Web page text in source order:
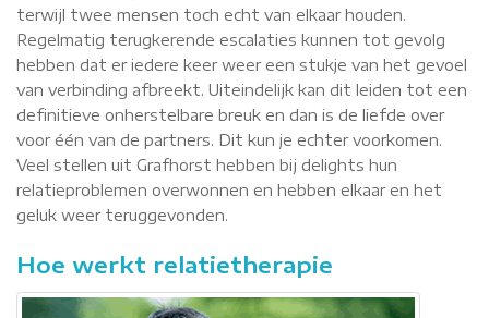
terwijl twee mensen toch echt van elkaar houden.
Regelmatig terugkerende escalaties kunnen tot gevolg
hebben dat er iedere keer weer een stukje van het gevoel
van verbinding afbreekt. Uiteindelijk kan dit leiden tot een
definitieve onherstelbare breuk en dan is de liefde over
voor één van de partners. Dit kun je echter voorkomen.
Veel stellen uit Grafhorst hebben bij delights hun
relatieproblemen overwonnen en hebben elkaar en het
geluk weer teruggevonden.
Hoe werkt relatietherapie